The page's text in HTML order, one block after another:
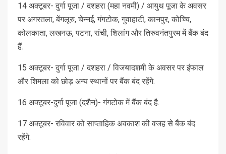
14 अक्टूबर- दुर्गा पूजा / दशहरा (महा नवमी) / आयुथ पूजा के अवसर
पर अगरतला, बेंगलूरु, चेन्नई, गंगटोक, गुवाहाटी, कानपुर, कोच्चि,
कोलकाता, लखनऊ, पटना, रांची, शिलांग और तिरुवनंतपुरम में बैंक बंद
हैं.
15 अक्टूबर- दुर्गा पूजा / दशहरा / विजयादशमी के अवसर पर इंफाल
और शिमला को छोड़ अन्य स्थानों पर बैंक बंद रहेंगे.
16 अक्टूबर-दुर्गा पूजा (दशैन)- गंगटोक में बैंक बंद है.
17 अक्टूबर- रविवार को साप्ताहिक अवकाश की वजह से बैंक बंद
रहेंगे.